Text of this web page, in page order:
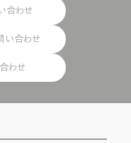
合わせ
い合わせ
わせ